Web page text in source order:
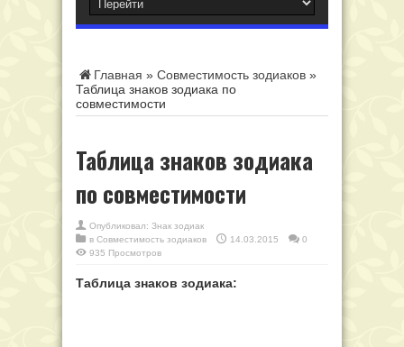
Главная » Совместимость зодиаков »
Таблица знаков зодиака по
совместимости
Таблица знаков зодиака
по совместимости
Опубликовал: Знак зодиак
в Совместимость зодиаков 14.03.2015
0
935 Просмотров
Таблица знаков зодиака: